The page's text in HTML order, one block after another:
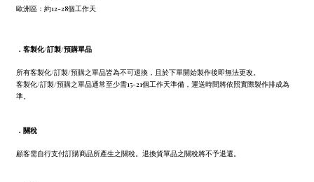
歐洲區：約12-28個工作天
． 客製化/訂製/預購單品
所有客製化/訂製/預購之單品皆為不可退換，且於下單開始製作後即無法更改。
客製化/訂製/預購之單品通常至少需15-21個工作天準備，運送時間將依照實際製作排成為
準。
． 關稅
顧客需自行支付訂購商品所產生之關稅。退換貨單品之關稅將不予退還。